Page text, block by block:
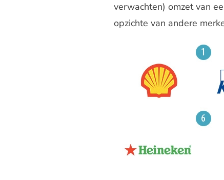
verwachten) omzet van
opzichte van andere